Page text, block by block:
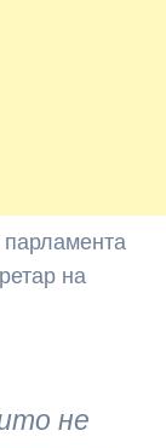
парламента
на
не